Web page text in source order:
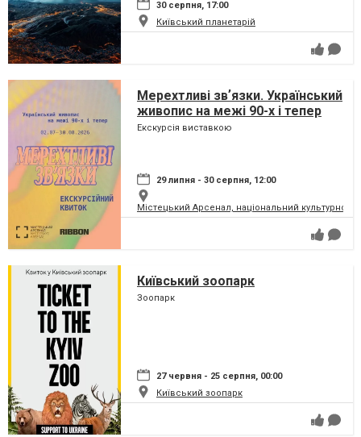
30 серпня, 17:00
Київський планетарій
Мерехтливі звʼязки. Український
живопис на межі 90-х і тепер
Екскурсія виставкою
29 липня - 30 серпня, 12:00
Містецький Арсенал, національний культурно-
Київський зоопарк
Зоопарк
27 червня - 25 серпня, 00:00
Київський зоопарк